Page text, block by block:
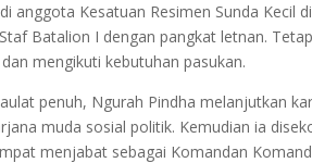
anggota Kesatuan Resimen Sunda Kecil
Batalion I dengan pangkat letnan.
mengikuti kebutuhan pasukan.
penuh, Ngurah Pindha melanjutkan
muda sosial politik. Kemudian ia
menjabat sebagai Komandan